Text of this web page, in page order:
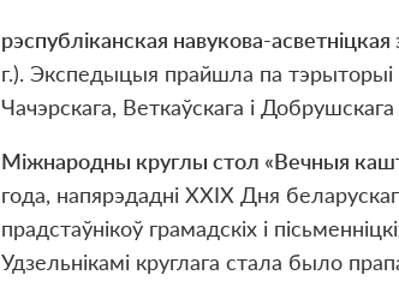
рэспубліканская навукова-асветніцкая
г.). Экспедыцыя прайшла па тэрыторыі
Чачэрскага, Веткаўскага і
Міжнародны круглы стол «Вечныя
года, напярэдадні XXІХ Дня
прадстаўнікоў грамадскіх і
Удзельнікамі круглага стала было